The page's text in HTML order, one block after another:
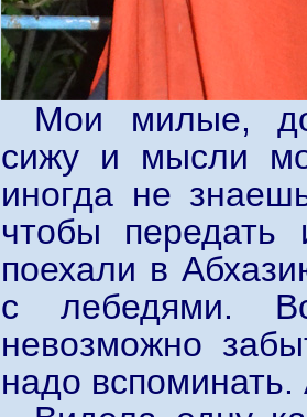
Мои милые,
сижу и мысли
иногда не
чтобы передать
поехали в
с лебедями.
невозможно
надо